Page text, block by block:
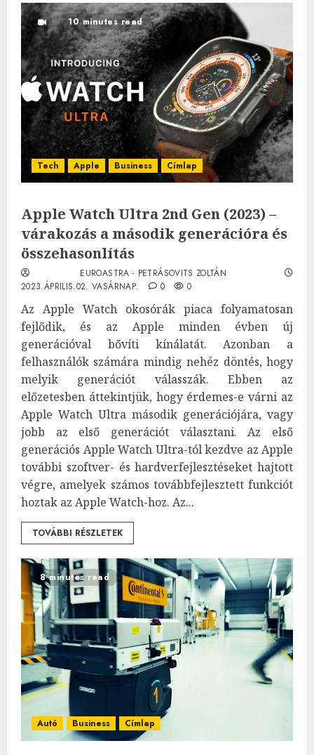
10 minutes read
Tech Apple Business Címlap
Apple Watch Ultra 2nd Gen (2023) –
várakozás a második generációra és
összehasonlítás
EUROASTRA - PETRÁSOVITS ZOLTÁN
2023.ÁPRILIS.02. VASÁRNAP.
0 0
Az Apple Watch okosórák piaca folyamatosan
fejlődik, és az Apple minden évben új
generációval bővíti kínálatát. Azonban a
felhasználók számára mindig nehéz döntés, hogy
melyik generációt válasszák. Ebben az
előzetesben áttekintjük, hogy érdemes-e várni az
Apple Watch Ultra második generációjára, vagy
jobb az első generációt választani. Az első
generációs Apple Watch Ultra-tól kezdve az Apple
további szoftver- és hardverfejlesztéseket hajtott
végre, amelyek számos továbbfejlesztett funkciót
hoztak az Apple Watch-hoz. Az...
TOVÁBBI RÉSZLETEK
8 minutes read
Autó Business Címlap